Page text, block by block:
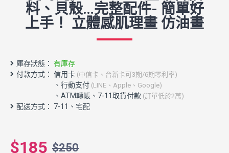
料、貝殼…完整配件- 簡單好
上手！ 立體感肌理畫 仿油畫
庫存狀態： 有庫存
付款方式： 信用卡 (中信卡、台新卡可3期/6期零利率)
配送方式： 7-11、宅配
$185 $250